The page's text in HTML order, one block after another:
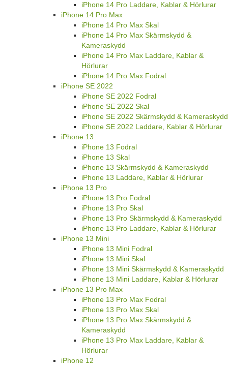
iPhone 14 Pro Laddare, Kablar & Hörlurar
iPhone 14 Pro Max
iPhone 14 Pro Max Skal
iPhone 14 Pro Max Skärmskydd &
Kameraskydd
iPhone 14 Pro Max Laddare, Kablar &
Hörlurar
iPhone 14 Pro Max Fodral
iPhone SE 2022
iPhone SE 2022 Fodral
iPhone SE 2022 Skal
iPhone SE 2022 Skärmskydd & Kameraskydd
iPhone SE 2022 Laddare, Kablar & Hörlurar
iPhone 13
iPhone 13 Fodral
iPhone 13 Skal
iPhone 13 Skärmskydd & Kameraskydd
iPhone 13 Laddare, Kablar & Hörlurar
iPhone 13 Pro
iPhone 13 Pro Fodral
iPhone 13 Pro Skal
iPhone 13 Pro Skärmskydd & Kameraskydd
iPhone 13 Pro Laddare, Kablar & Hörlurar
iPhone 13 Mini
iPhone 13 Mini Fodral
iPhone 13 Mini Skal
iPhone 13 Mini Skärmskydd & Kameraskydd
iPhone 13 Mini Laddare, Kablar & Hörlurar
iPhone 13 Pro Max
iPhone 13 Pro Max Fodral
iPhone 13 Pro Max Skal
iPhone 13 Pro Max Skärmskydd &
Kameraskydd
iPhone 13 Pro Max Laddare, Kablar &
Hörlurar
iPhone 12